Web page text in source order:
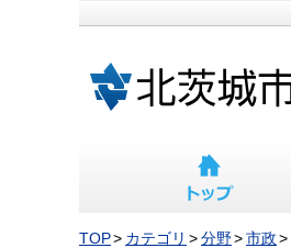
TOP カテゴリ 分野 市政